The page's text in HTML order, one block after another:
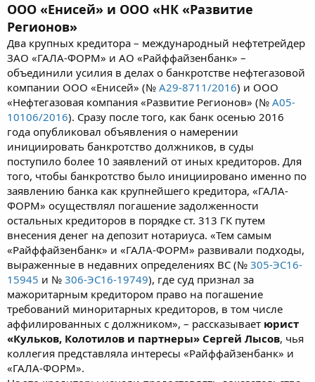
ООО «Енисей» и ООО «НК «Развитие
Регионов»
Два крупных кредитора – международный нефтетрейдер
ЗАО «ГАЛА-ФОРМ» и АО «Райффайзенбанк» –
объединили усилия в делах о банкротстве нефтегазовой
компании ООО «Енисей» (№ А29-8711/2016) и ООО
«Нефтегазовая компания «Развитие Регионов» (№ А05-
10106/2016). Сразу после того, как банк осенью 2016
года опубликовал объявления о намерении
инициировать банкротство должников, в суды
поступило более 10 заявлений от иных кредиторов. Для
того, чтобы банкротство было инициировано именно по
заявлению банка как крупнейшего кредитора, «ГАЛА-
ФОРМ» осуществлял погашение задолженности
остальных кредиторов в порядке ст. 313 ГК путем
внесения денег на депозит нотариуса. «Тем самым
«Райффайзенбанк» и «ГАЛА-ФОРМ» развивали подходы,
выраженные в недавних определениях ВС (№ 305-ЭС16-
15945 и № 306-ЭС16-19749), где суд признал за
мажоритарным кредитором право на погашение
требований миноритарных кредиторов, в том числе
аффилированных с должником», – рассказывает юрист
«Кульков, Колотилов и партнеры» Сергей Лысов, чья
коллегия представляла интересы «Райффайзенбанк» и
«ГАЛА-ФОРМ».